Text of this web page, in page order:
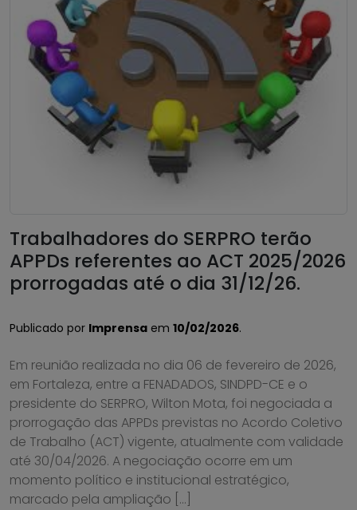
Trabalhadores do SERPRO terão
APPDs referentes ao ACT 2025/2026
prorrogadas até o dia 31/12/26.
Publicado por Imprensa em 10/02/2026.
Em reunião realizada no dia 06 de fevereiro de 2026,
em Fortaleza, entre a FENADADOS, SINDPD-CE e o
presidente do SERPRO, Wilton Mota, foi negociada a
prorrogação das APPDs previstas no Acordo Coletivo
de Trabalho (ACT) vigente, atualmente com validade
até 30/04/2026. A negociação ocorre em um
momento político e institucional estratégico,
marcado pela ampliação […]